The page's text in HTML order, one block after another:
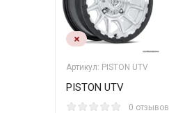
Артикул: PISTON UTV
PISTON UTV
0 отзывов